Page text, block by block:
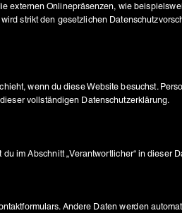
externen Onlinepräsenzen, wie
strikt den gesetzlichen
wenn du diese Website besuchst.
Andere Daten werden